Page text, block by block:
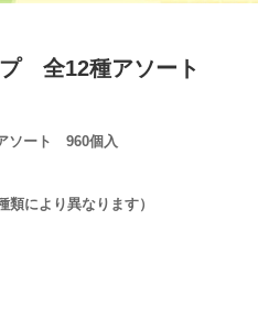
プ 全12種アソート
ソート 960個入
により異なります）